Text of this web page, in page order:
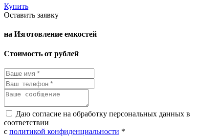
Купить
Оставить заявку
на Изготовление емкостей
Стоимость от рублей
Даю согласие на обработку персональных данных в
соответствии
с политикой конфиденциальности *